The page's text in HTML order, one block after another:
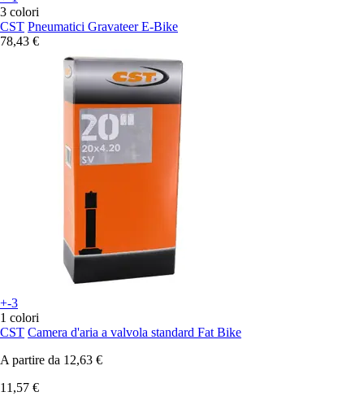
3 colori
CST Pneumatici Gravateer E-Bike
78,43 €
+-3
1 colori
CST Camera d'aria a valvola standard Fat Bike
A partire da 12,63 €
11,57 €